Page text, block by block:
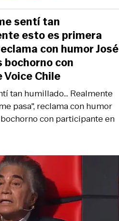
tan humillado... Realmente
pasa", reclama con humor
con participante en
sentí tan
esto es primera
con humor José
con
Chile